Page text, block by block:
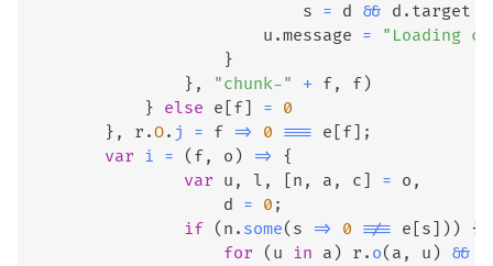
                            s
= d && d . target
                        u
.message =
"Loading
}
} , "chunk-" + f, f)
} else e [f] = 0
} , r .O. j = f => 0 === e [f] ;
var i = ( f, o ) =>
{
var u , l , [n , a , c] = o ,
                    d
= 0 ;
if ( n . some( s => 0 !== e [s] ) ) {
for
( u in a ) r . o( a , u ) &&